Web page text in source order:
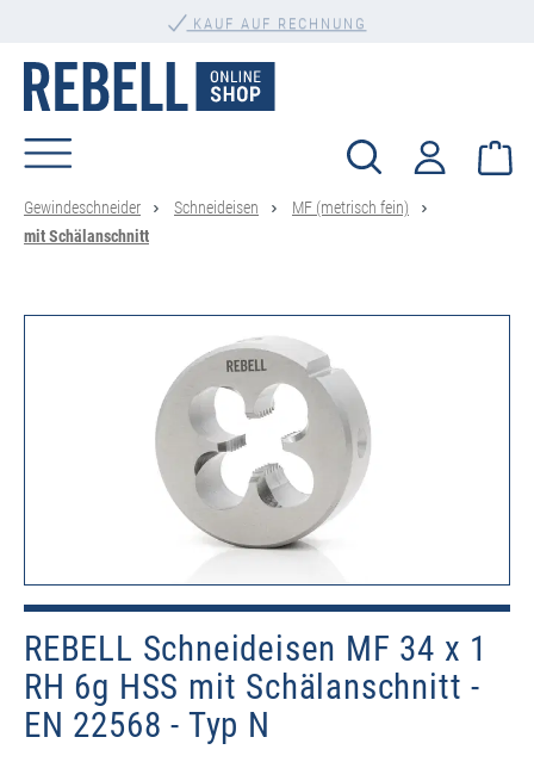
KAUF AUF RECHNUNG
Gewindeschneider Schneideisen
MF (metrisch fein)
mit Schälanschnitt
REBELL Schneideisen MF 34 x 1
RH 6g HSS mit Schälanschnitt -
EN 22568 - Typ N